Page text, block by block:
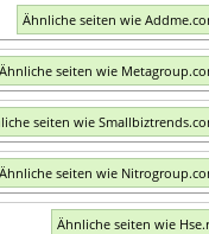
Ähnliche seiten wie
Ähnliche seiten wie
seiten wie
Ähnliche seiten wie
Ähnliche seiten wie